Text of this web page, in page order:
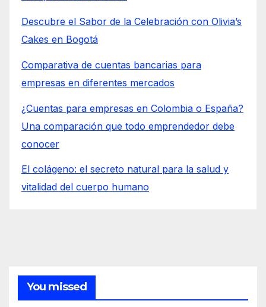
Descubre el Sabor de la Celebración con Olivia’s
Cakes en Bogotá
Comparativa de cuentas bancarias para
empresas en diferentes mercados
¿Cuentas para empresas en Colombia o España?
Una comparación que todo emprendedor debe
conocer
El colágeno: el secreto natural para la salud y
vitalidad del cuerpo humano
You missed